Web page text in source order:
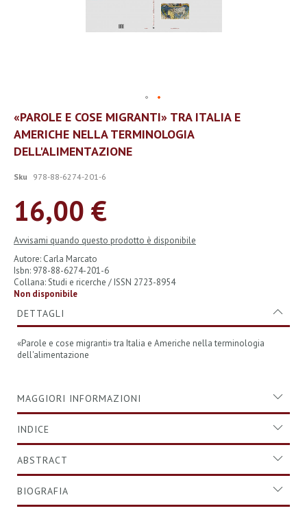
Vai
all'inizio
della
galleria
immagini
«PAROLE E COSE MIGRANTI» TRA ITALIA E
AMERICHE NELLA TERMINOLOGIA
DELL'ALIMENTAZIONE
Sku 978-88-6274-201-6
16,00 €
Avvisami quando questo prodotto è disponibile
Autore: Carla Marcato
Isbn: 978-88-6274-201-6
Collana: Studi e ricerche / ISSN 2723-8954
Non disponibile
DETTAGLI
«Parole e cose migranti» tra Italia e Americhe nella terminologia
dell'alimentazione
MAGGIORI INFORMAZIONI
INDICE
ABSTRACT
BIOGRAFIA